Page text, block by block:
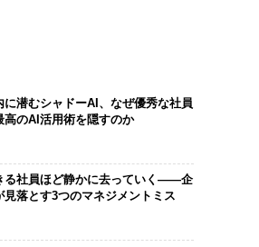
に潜むシャドーAI、なぜ優秀な社員
高のAI活用術を隠すのか
る社員ほど静かに去っていく――企
見落とす3つのマネジメントミス